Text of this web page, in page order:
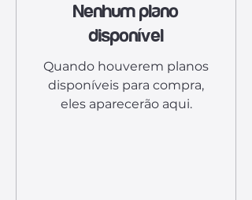
Nenhum plano
disponível
Quando houverem planos
disponíveis para compra,
eles aparecerão aqui.